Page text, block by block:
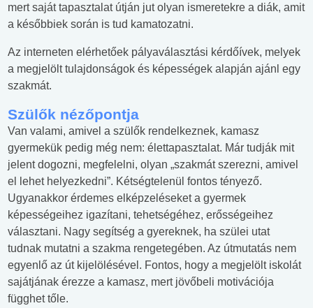
mert saját tapasztalat útján jut olyan ismeretekre a diák, amit
a későbbiek során is tud kamatozatni.
Az interneten elérhetőek pályaválasztási kérdőívek, melyek
a megjelölt tulajdonságok és képességek alapján ajánl egy
szakmát.
Szülők nézőpontja
Van valami, amivel a szülők rendelkeznek, kamasz
gyermekük pedig még nem: élettapasztalat. Már tudják mit
jelent dogozni, megfelelni, olyan „szakmát szerezni, amivel
el lehet helyezkedni”. Kétségtelenül fontos tényező.
Ugyanakkor érdemes elképzeléseket a gyermek
képességeihez igazítani, tehetségéhez, erősségeihez
választani. Nagy segítség a gyereknek, ha szülei utat
tudnak mutatni a szakma rengetegében. Az útmutatás nem
egyenlő az út kijelölésével. Fontos, hogy a megjelölt iskolát
sajátjának érezze a kamasz, mert jövőbeli motivációja
függhet tőle.